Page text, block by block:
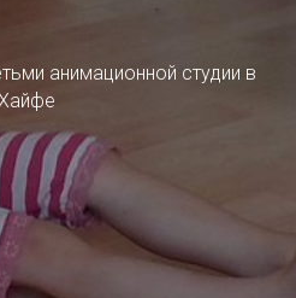
анимационной студии в